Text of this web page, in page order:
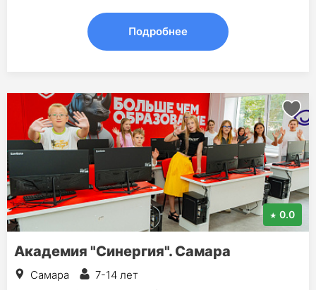
Подробнее
0.0
Академия "Синергия". Самара
Самара
7-14 лет